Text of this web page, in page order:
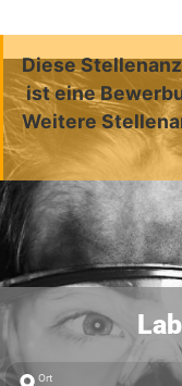
Diese
ist eine
Weitere
Ort